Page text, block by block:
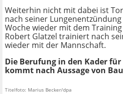
Weiterhin nicht mit dabei ist
nach seiner
Woche wieder mit dem
Robert Glatzel trainiert nach
wieder mit der Mannschaft.
Die Berufung in den Kader
kommt nach Aussage von
Titelfoto: Marius Becker/dpa